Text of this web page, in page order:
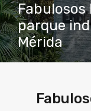
Fabulosos
parque
Mérida